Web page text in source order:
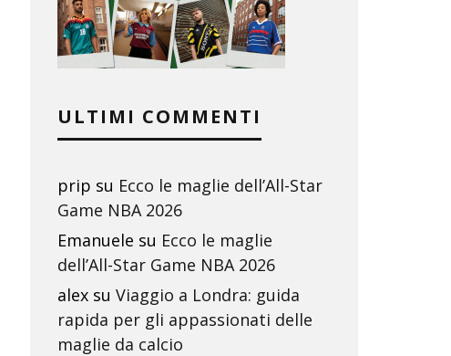
ULTIMI COMMENTI
prip su Ecco le maglie dell’All-Star
Game NBA 2026
Emanuele su Ecco le maglie
dell’All-Star Game NBA 2026
alex su Viaggio a Londra: guida
rapida per gli appassionati delle
maglie da calcio